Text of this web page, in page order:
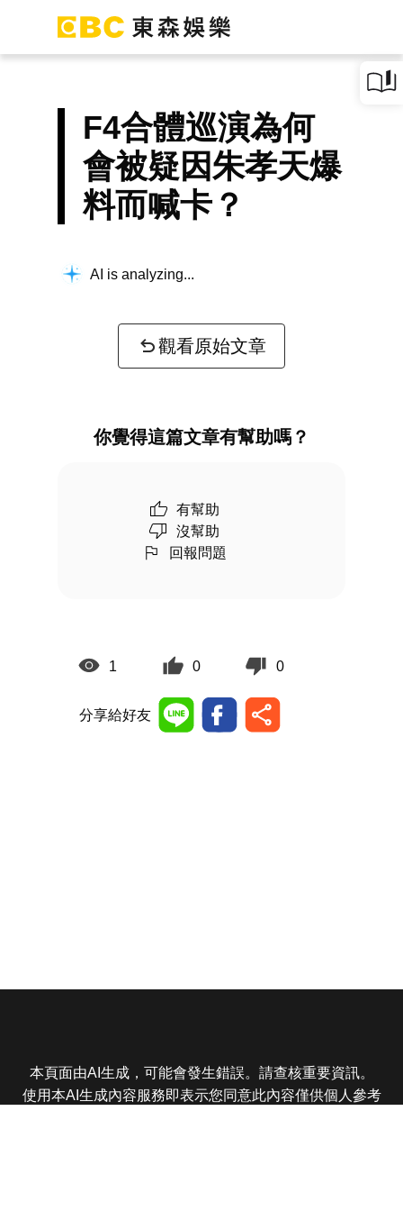
F4合體巡演為何
會被疑因朱孝天爆
料而喊卡？
AI is analyzing...
觀看原始文章
你覺得這篇文章有幫助嗎？
有幫助
沒幫助
回報問題
1 0 0
分享給好友
本頁面由AI生成，可能會發生錯誤。請查核重要資訊。
使用本AI生成內容服務即表示您同意此內容僅供個人參考